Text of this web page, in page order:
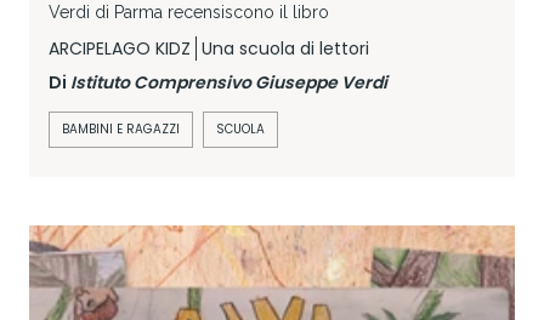
Verdi di Parma recensiscono il libro
ARCIPELAGO KIDZ Una scuola di lettori
Di Istituto Comprensivo Giuseppe Verdi
BAMBINI E RAGAZZI SCUOLA